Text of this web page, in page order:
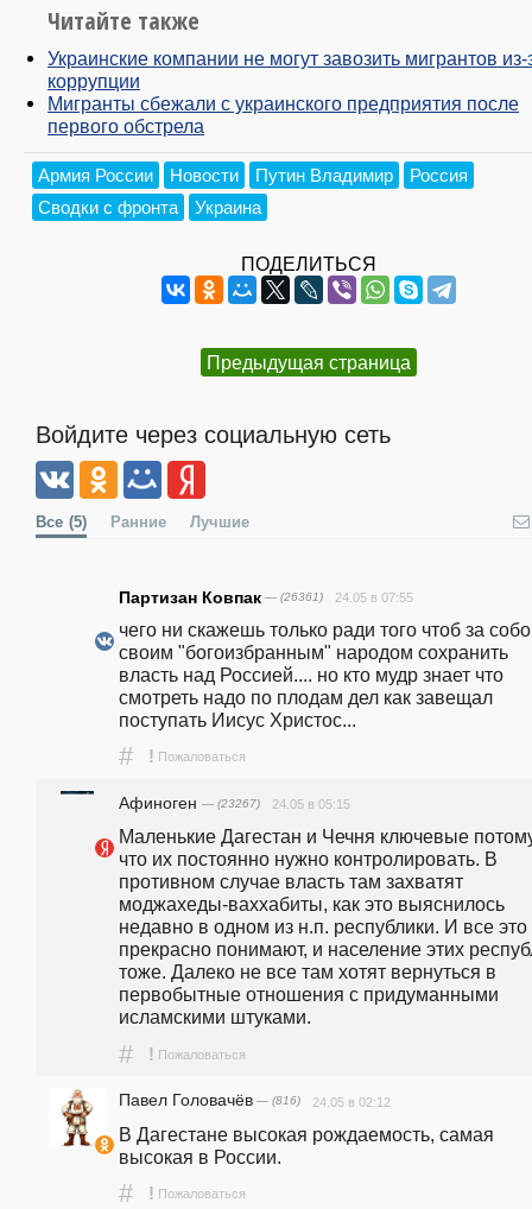
Читайте также
Украинские компании не могут завозить мигрантов из-
коррупции
Мигранты сбежали с украинского предприятия после
первого обстрела
Армия России Новости Путин Владимир
Россия
Сводки с фронта
Украина
ПОДЕЛИТЬСЯ
Предыдущая страница
Войдите через социальную сеть
Все (5) Ранние Лучшие
Партизан Ковпак — (26361) 24.05 в 07:55
чего ни скажешь только ради того чтоб за
своим "богоизбранным" народом сохранить
власть над Россией.... но кто мудр знает что
смотреть надо по плодам дел как завещал
поступать Иисус Христос...
# ! Пожаловаться
Афиноген — (23267) 24.05 в 05:15
Маленькие Дагестан и Чечня ключевые
что их постоянно нужно контролировать. В
противном случае власть там захватят
моджахеды-ваххабиты, как это выяснилось
недавно в одном из н.п. республики. И все это
прекрасно понимают, и население этих
тоже. Далеко не все там хотят вернуться в
первобытные отношения с придуманными
исламскими штуками.
# ! Пожаловаться
Павел Головачёв — (816) 24.05 в 02:12
В Дагестане высокая рождаемость, самая
высокая в России.
# ! Пожаловаться